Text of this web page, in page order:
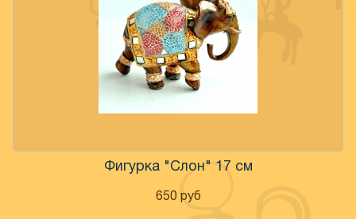
Фигурка "Слон" 17 см
650 руб